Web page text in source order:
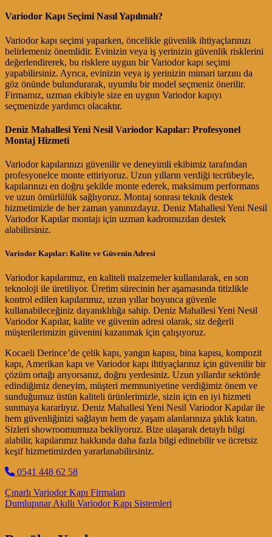
Variodor Kapı Seçimi Nasıl Yapılmalı?
Variodor kapı seçimi yaparken, öncelikle güvenlik ihtiyaçlarınızı
belirlemeniz önemlidir. Evinizin veya iş yerinizin güvenlik risklerini
değerlendirerek, bu risklere uygun bir Variodor kapı seçimi
yapabilirsiniz. Ayrıca, evinizin veya iş yerinizin mimari tarzını da
göz önünde bulundurarak, uyumlu bir model seçmeniz önerilir.
Firmamız, uzman ekibiyle size en uygun Variodor kapıyı
seçmenizde yardımcı olacaktır.
Deniz Mahallesi Yeni Nesil Variodor Kapılar: Profesyonel
Montaj Hizmeti
Variodor kapılarınızı güvenilir ve deneyimli ekibimiz tarafından
profesyonelce monte ettiriyoruz. Uzun yılların verdiği tecrübeyle,
kapılarınızı en doğru şekilde monte ederek, maksimum performans
ve uzun ömürlülük sağlıyoruz. Montaj sonrası teknik destek
hizmetimizle de her zaman yanınızdayız. Deniz Mahallesi Yeni Nesil
Variodor Kapılar montajı için uzman kadromuzdan destek
alabilirsiniz.
Variodor Kapılar: Kalite ve Güvenin Adresi
Variodor kapılarımız, en kaliteli malzemeler kullanılarak, en son
teknoloji ile üretiliyor. Üretim sürecinin her aşamasında titizlikle
kontrol edilen kapılarımız, uzun yıllar boyunca güvenle
kullanabileceğiniz dayanıklılığa sahip. Deniz Mahallesi Yeni Nesil
Variodor Kapılar, kalite ve güvenin adresi olarak, siz değerli
müşterilerimizin güvenini kazanmak için çalışıyoruz.
Kocaeli Derince’de çelik kapı, yangın kapısı, bina kapısı, kompozit
kapı, Amerikan kapı ve Variodor kapı ihtiyaçlarınız için güvenilir bir
çözüm ortağı arıyorsanız, doğru yerdesiniz. Uzun yıllardır sektörde
edindiğimiz deneyim, müşteri memnuniyetine verdiğimiz önem ve
sunduğumuz üstün kaliteli ürünlerimizle, sizin için en iyi hizmeti
sunmaya kararlıyız. Deniz Mahallesi Yeni Nesil Variodor Kapılar ile
hem güvenliğinizi sağlayın hem de yaşam alanlarınıza şıklık katın.
Sizleri showroomumuza bekliyoruz. Bize ulaşarak detaylı bilgi
alabilir, kapılarımız hakkında daha fazla bilgi edinebilir ve ücretsiz
keşif hizmetimizden yararlanabilirsiniz.
0541 448 62 58
Post navigation
Çınarlı Variodor Kapı Firmaları
Dumlupınar Akıllı Variodor Kapı Sistemleri